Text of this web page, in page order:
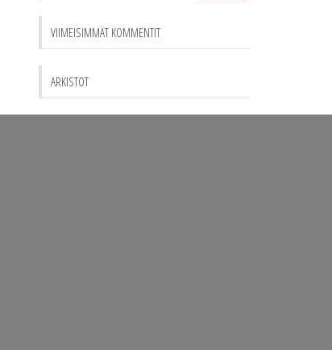
VIIMEISIMMÄT KOMMENTIT
ARKISTOT